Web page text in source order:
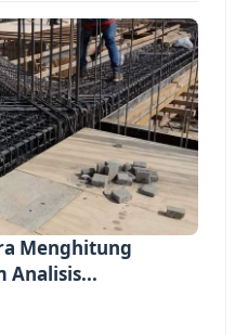
Menghitung
Analisis...